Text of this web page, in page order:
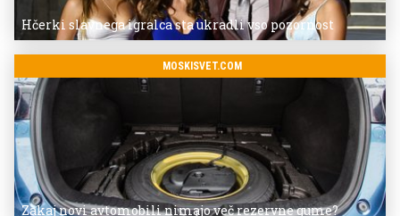
Hčerki slavnega igralca sta ukradli vso pozornost
MOSKISVET.COM
Zakaj novi avtomobili nimajo več rezervne gume?